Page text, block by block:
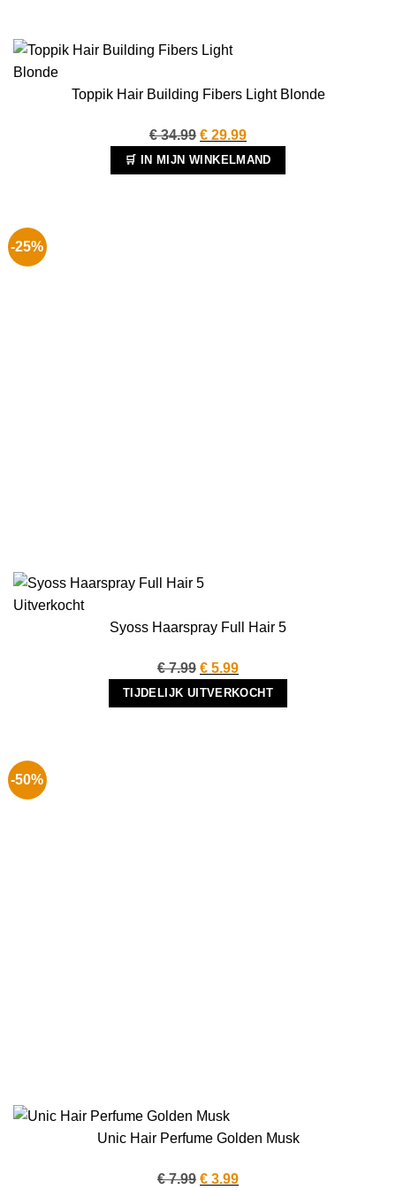
Toppik Hair Building Fibers Light Blonde
€34.99 Oorspronkelijke
prijs
was:
€ 29.99Huidige
prijs
is:
🛒 IN MIJN WINKELMAND
-25%
Uitverkocht
Syoss Haarspray Full Hair 5
€7.99 Oorspronkelijke
prijs
was:
€ 5.99Huidige
prijs
is:
TIJDELIJK UITVERKOCHT
-50%
Unic Hair Perfume Golden Musk
€7.99 Oorspronkelijke
€ 3.99Huidige